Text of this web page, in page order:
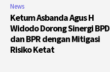
News
Ketum Asbanda Agus H
Widodo Dorong Sinergi BPD
dan BPR dengan Mitigasi
Risiko Ketat